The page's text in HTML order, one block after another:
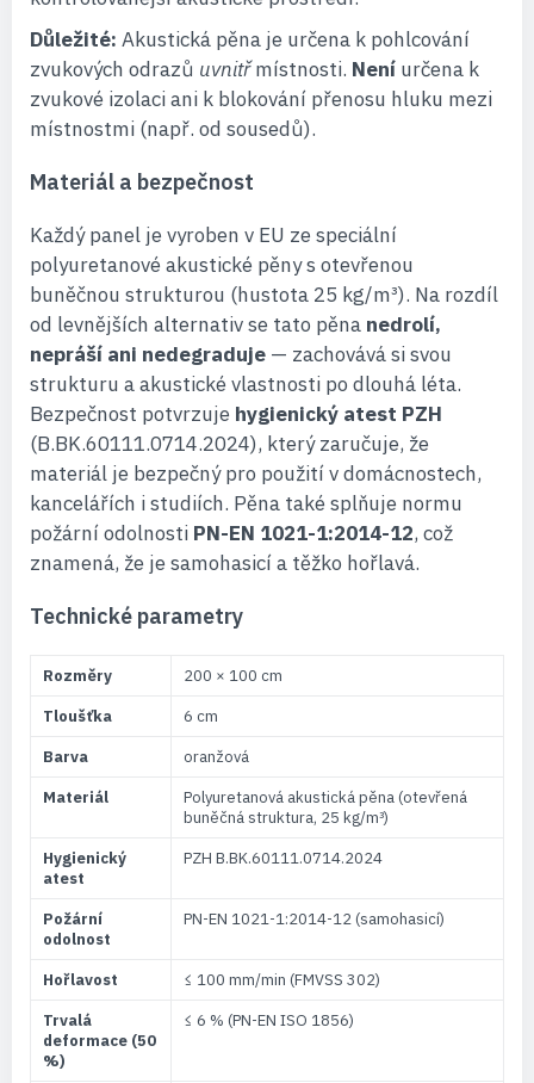
Důležité: Akustická pěna je určena k pohlcování
zvukových odrazů uvnitřmístnosti. Není určena k
zvukové izolaci ani k blokování přenosu hluku mezi
místnostmi (např. od sousedů).
Materiál a bezpečnost
Každý panel je vyroben v EU ze speciální
polyuretanové akustické pěny s otevřenou
buněčnou strukturou (hustota 25 kg/m³). Na rozdíl
od levnějších alternativ se tato pěna nedrolí,
nepráší ani nedegraduje — zachovává si svou
strukturu a akustické vlastnosti po dlouhá léta.
Bezpečnost potvrzuje hygienický atest PZH
(B.BK.60111.0714.2024), který zaručuje, že
materiál je bezpečný pro použití v domácnostech,
kancelářích i studiích. Pěna také splňuje normu
požární odolnosti PN-EN 1021-1:2014-12, což
znamená, že je samohasicí a těžko hořlavá.
Technické parametry
Rozměry
200 × 100 cm
Tloušťka
6 cm
Barva
oranžová
Materiál
Polyuretanová akustická pěna (otevřená
buněčná struktura, 25 kg/m³)
Hygienický
atest
PZH B.BK.60111.0714.2024
Požární
odolnost
PN-EN 1021-1:2014-12 (samohasicí)
Hořlavost
≤ 100 mm/min (FMVSS 302)
Trvalá
deformace (50
%)
≤ 6 % (PN-EN ISO 1856)